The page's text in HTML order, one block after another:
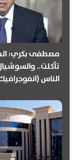
مصطفى بكري:
تآكلت..
الناس